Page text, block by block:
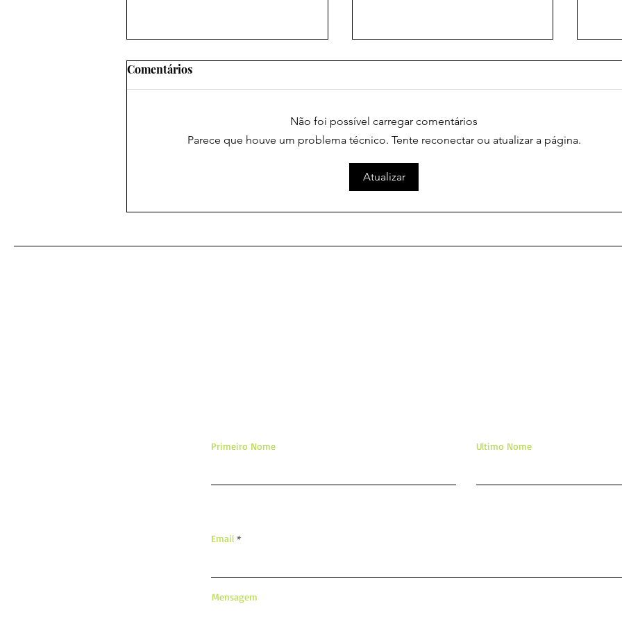
o coração desejado
Guia para orações poderosas
para fortalecer amor
TE
Comentários
Não foi possível carregar comentários
Parece que houve um problema técnico. Tente reconectar ou atualizar a página.
Atualizar
Primeiro Nome Ultimo Nome
Email
Mensagem